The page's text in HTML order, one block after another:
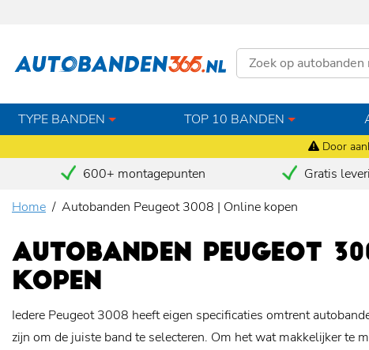
Door
TYPE BANDEN TOP 10 BANDEN
600+ montagepunten Gratis
Home
Autobanden Peugeot 3008 | Online kopen
AUTOBANDEN PEUGEOT
KOPEN
Iedere Peugeot 3008 heeft eigen specificaties omtrent
zijn om de juiste band te selecteren. Om het wat makkelijker te